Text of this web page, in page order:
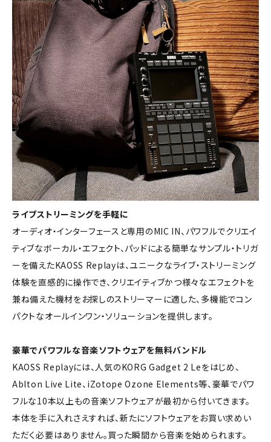
ライブストリーミングを手軽に
オーディオ・インターフェースと専用のMIC IN、パワフルでクリエイ
ティブなボーカル・エフェクト、パッドによる簡単なサンプル・トリガ
ーを備えたKAOSS Replayは、ユニークなライブ・ストリーミング
体験を直感的に操作でき、クリエイティブかつ様々なエフェクトを
兼ね備えた機材をお探しのストリーマーに適した、多機能でコン
パクトなオールインワン・ソリューションを提供します。
豪華でパワフルな音楽ソフトウェアを無料バンドル
KAOSS Replayには、人気のKORG Gadget 2 Leをはじめ、
Ablton Live Lite、iZotope Ozone Elements等、豪華でパワ
フルな10本以上もの音楽ソフトウェアが最初から付いてきます。
本体を手に入れさえすれば、新たにソフトウェアをお買い求めい
ただく必要はありません。買った瞬間から音楽を始められます。